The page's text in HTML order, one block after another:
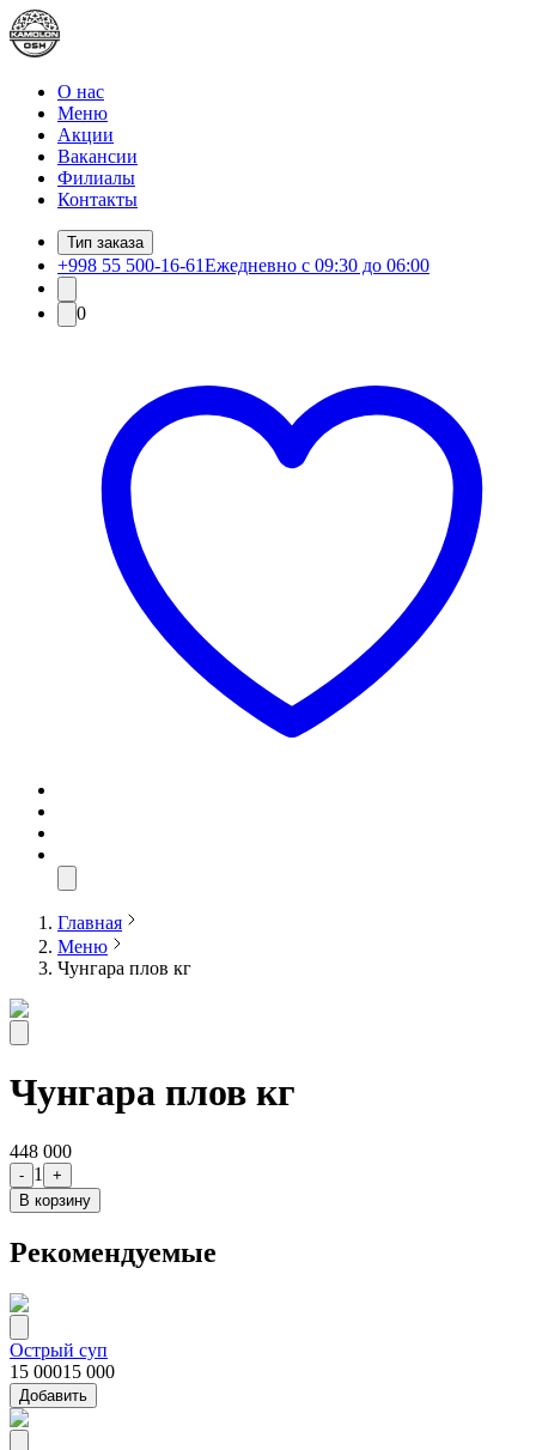
О нас
Меню
Акции
Вакансии
Филиалы
Контакты
Тип заказа
+998 55 500-16-61Ежедневно с 09:30 до 06:00
0
Главная
Меню
Чунгара плов кг
Чунгара плов кг
448 000
- 1
+
В корзину
Рекомендуемые
Острый суп
15 00015 000
Добавить